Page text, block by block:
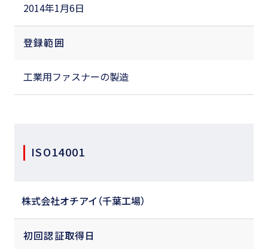
2014年1月6日
登録範囲
工業用ファスナーの製造
ISO14001
株式会社オチアイ（千葉工場）
初回認証取得日